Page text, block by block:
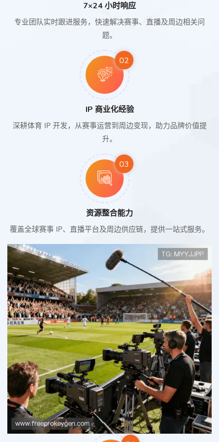
7×24 小时响应
专业团队实时跟进服务，快速解决赛事、直播及周边相关问
题。
02
IP 商业化经验
深耕体育 IP 开发，从赛事运营到周边变现，助力品牌价值提
升。
03
资源整合能力
覆盖全球赛事 IP、直播平台及周边供应链，提供一站式服务。